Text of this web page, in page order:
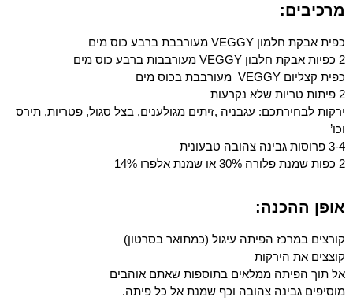
מרכיבים:
כפית אבקת חלמון VEGGY מעורבבת ברבע כוס מים
2 כפיות אבקת חלבון VEGGY מעורבבות ברבע כוס מים
כפית קצליום VEGGY מעורבבת בכוס מים
2 פיתות טריות שלא נקרעות
ירקות לבחירתכם: עגבניה ,זיתים מגולענים, בצל סגול, פטריות, תירס
וכו’
3-4 פרוסות גבינה צהובה טבעונית
2 כפות שמנת פלורה 30% או שמנת אלפרו 14%
אופן ההכנה:
קורצים במרכז הפיתה עיגול (כמתואר בסרטון)
קוצצים את הירקות
אל תוך הפיתה ממלאים בתוספות שאתם אוהבים
מוסיפים גבינה צהובה וכף שמנת אל כל פיתה.